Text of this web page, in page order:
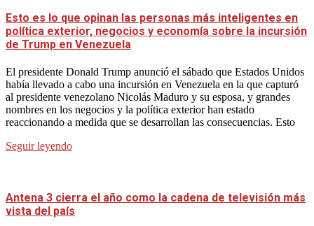
Esto es lo que opinan las personas más inteligentes en
política exterior, negocios y economía sobre la incursión
de Trump en Venezuela
El presidente Donald Trump anunció el sábado que Estados Unidos
había llevado a cabo una incursión en Venezuela en la que capturó
al presidente venezolano Nicolás Maduro y su esposa, y grandes
nombres en los negocios y la política exterior han estado
reaccionando a medida que se desarrollan las consecuencias. Esto
Seguir leyendo
Antena 3 cierra el año como la cadena de televisión más
vista del país